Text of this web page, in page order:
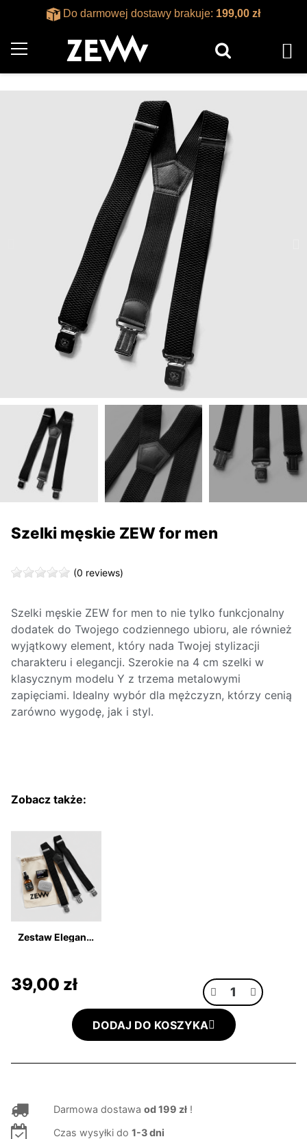
Do darmowej dostawy brakuje: 199,00 zł
Szelki męskie ZEW for men
(0 reviews)
Szelki męskie ZEW for men to nie tylko funkcjonalny
dodatek do Twojego codziennego ubioru, ale również
wyjątkowy element, który nada Twojej stylizacji
charakteru i elegancji. Szerokie na 4 cm szelki w
klasycznym modelu Y z trzema metalowymi
zapięciami. Idealny wybór dla mężczyzn, którzy cenią
zarówno wygodę, jak i styl.
Zobacz także:
Zestaw Elegancki Gentleman
39,00 zł
DODAJ DO KOSZYKA
Darmowa dostawaod 199 zł !
Czas wysyłki do1-3 dni